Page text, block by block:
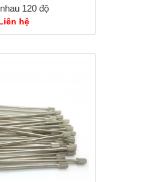
120 độ
Liên hệ